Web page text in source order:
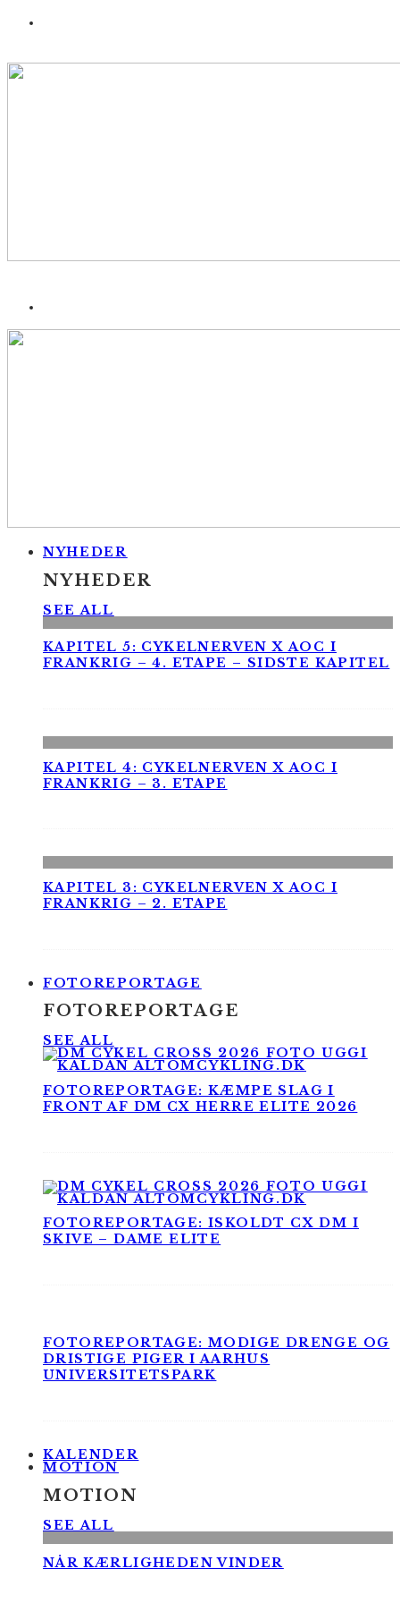
NYHEDER
NYHEDER
SEE ALL
KAPITEL 5: CYKELNERVEN X AOC I
FRANKRIG – 4. ETAPE – SIDSTE KAPITEL
KAPITEL 4: CYKELNERVEN X AOC I
FRANKRIG – 3. ETAPE
KAPITEL 3: CYKELNERVEN X AOC I
FRANKRIG – 2. ETAPE
FOTOREPORTAGE
FOTOREPORTAGE
SEE ALL
FOTOREPORTAGE: KÆMPE SLAG I
FRONT AF DM CX HERRE ELITE 2026
FOTOREPORTAGE: ISKOLDT CX DM I
SKIVE – DAME ELITE
FOTOREPORTAGE: MODIGE DRENGE OG
DRISTIGE PIGER I AARHUS
UNIVERSITETSPARK
KALENDER
MOTION
MOTION
SEE ALL
NÅR KÆRLIGHEDEN VINDER